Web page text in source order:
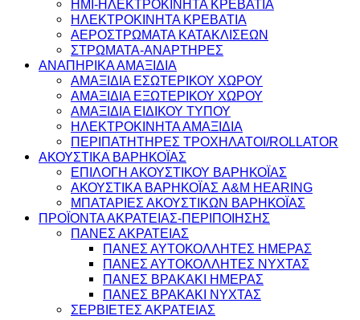
ΗΜΙ-ΗΛΕΚΤΡΟΚΙΝΗΤΑ ΚΡΕΒΑΤΙΑ
ΗΛΕΚΤΡΟΚΙΝΗΤΑ ΚΡΕΒΑΤΙΑ
ΑΕΡΟΣΤΡΩΜΑΤΑ ΚΑΤΑΚΛΙΣΕΩΝ
ΣΤΡΩΜΑΤΑ-ΑΝΑΡΤΗΡΕΣ
ΑΝΑΠΗΡΙΚΑ ΑΜΑΞΙΔΙΑ
ΑΜΑΞΙΔΙΑ ΕΣΩΤΕΡΙΚΟΥ ΧΩΡΟΥ
ΑΜΑΞΙΔΙΑ ΕΞΩΤΕΡΙΚΟΥ ΧΩΡΟΥ
ΑΜΑΞΙΔΙΑ ΕΙΔΙΚΟΥ ΤΥΠΟΥ
ΗΛΕΚΤΡΟΚΙΝΗΤΑ ΑΜΑΞΙΔΙΑ
ΠΕΡΙΠΑΤΗΤΗΡΕΣ ΤΡΟΧΗΛΑΤΟΙ/ROLLATOR
ΑΚΟΥΣΤΙΚΑ ΒΑΡΗΚΟΪΑΣ
ΕΠΙΛΟΓΗ ΑΚΟΥΣΤΙΚΟΥ ΒΑΡΗΚΟΪΑΣ
ΑΚΟΥΣΤΙΚΑ ΒΑΡΗΚΟΪΑΣ A&M HEARING
ΜΠΑΤΑΡΙΕΣ ΑΚΟΥΣΤΙΚΩΝ ΒΑΡΗΚΟΪΑΣ
ΠΡΟΪΟΝΤΑ ΑΚΡΑΤΕΙΑΣ-ΠΕΡΙΠΟΙΗΣΗΣ
ΠΑΝΕΣ ΑΚΡΑΤΕΙΑΣ
ΠΑΝΕΣ ΑΥΤΟΚΟΛΛΗΤΕΣ ΗΜΕΡΑΣ
ΠΑΝΕΣ ΑΥΤΟΚΟΛΛΗΤΕΣ ΝΥΧΤΑΣ
ΠΑΝΕΣ ΒΡΑΚΑΚΙ ΗΜΕΡΑΣ
ΠΑΝΕΣ ΒΡΑΚΑΚΙ ΝΥΧΤΑΣ
ΣΕΡΒΙΕΤΕΣ ΑΚΡΑΤΕΙΑΣ